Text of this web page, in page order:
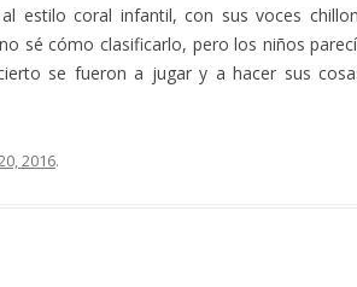
estilo coral infantil, con sus voces
sé cómo clasificarlo, pero los niños
se fueron a jugar y a hacer sus
2016.